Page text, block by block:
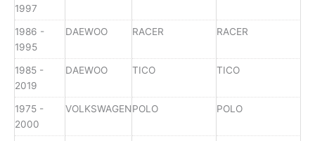
1997
1986 -
1995
DAEWOO RACER RACER
1985 -
2019
DAEWOO TICO TICO
1975 -
2000
VOLKSWAGENPOLO POLO